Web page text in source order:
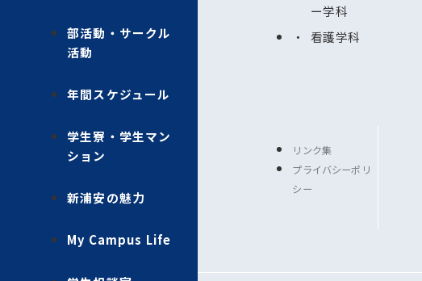
部活動・サークル
活動
年間スケジュール
学生寮・学生マン
ション
新浦安の魅力
My Campus Life
ー学科
看護学科
リンク集
プライバシーポリ
シー